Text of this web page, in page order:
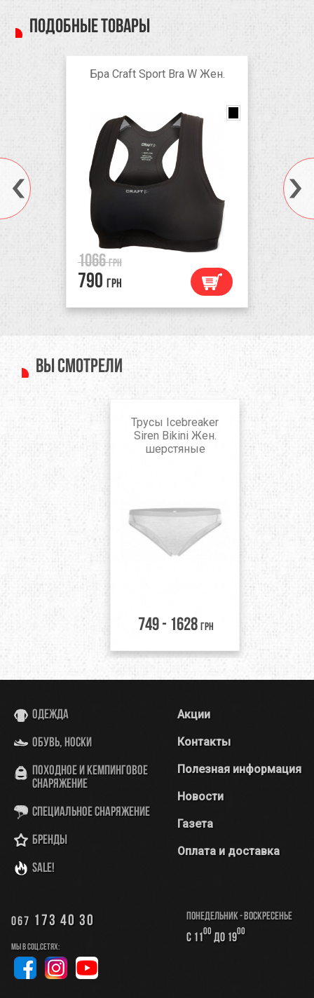
Подобные товары
Бра Craft Sport Bra W Жен.
1066 грн
790 грн
black
Вы смотрели
Трусы Icebreaker
Siren Bikini Жен.
шерстяные
749 - 1628 грн
Одежда
Обувь, носки
Походное и кемпинговое
снаряжение
Специальное снаряжение
Бренды
SALE!
Акции
Контакты
Полезная информация
Новости
Газета
Оплата и доставка
067 173 40 30
Мы в соц.сетях:
Понедельник - Воскресенье
с 1100 до 1900